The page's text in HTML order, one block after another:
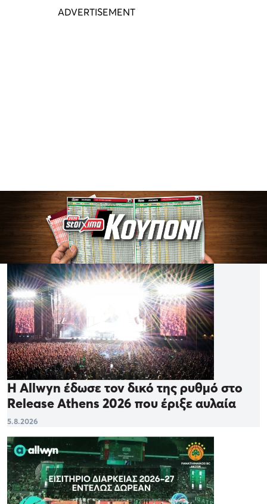
Η Allwyn έδωσε τον δικό της ρυθμό στο
Release Athens 2026 που έριξε αυλαία
5.8.2026